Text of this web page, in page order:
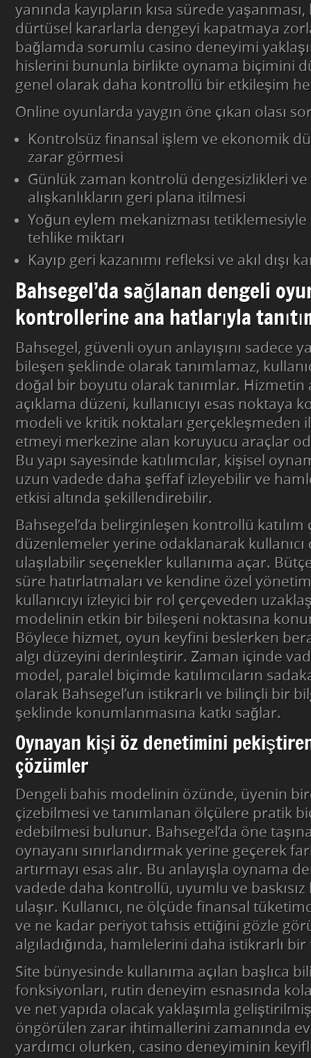
yanında kayıpların kısa sürede
dürtüsel kararlarla dengeyi kapatmaya
bağlamda sorumlu casino deneyimi
hislerini bununla birlikte oynama biçimini
genel olarak daha kontrollü bir etkileşim
Online oyunlarda yaygın öne çıkan olası
Kontrolsüz finansal işlem ve ekonomik
zarar görmesi
Günlük zaman kontrolü dengesizlikleri
alışkanlıkların geri plana itilmesi
Yoğun eylem mekanizması
tehlike miktarı
Kayıp geri kazanımı refleksi ve akıl dışı
Bahsegel’da sağlanan dengeli
kontrollerine ana hatlarıyla
Bahsegel, güvenli oyun anlayışını sadece
bileşen şeklinde olarak tanımlamaz,
doğal bir boyutu olarak tanımlar. Hizmetin
açıklama düzeni, kullanıcıyı esas noktaya
modeli ve kritik noktaları gerçekleşmeden
etmeyi merkezine alan koruyucu araçlar
Bu yapı sayesinde katılımcılar, kişisel
uzun vadede daha şeffaf izleyebilir ve
etkisi altında şekillendirebilir.
Bahsegel’da belirginleşen kontrollü
düzenlemeler yerine odaklanarak kullanıcı
ulaşılabilir seçenekler kullanıma açar.
süre hatırlatmaları ve kendine özel
kullanıcıyı izleyici bir rol çerçeveden
modelinin etkin bir bileşeni noktasına
Böylece hizmet, oyun keyfini beslerken
algı düzeyini derinleştirir. Zaman içinde
model, paralel biçimde katılımcıların
olarak Bahsegel’un istikrarlı ve bilinçli bir
şeklinde konumlanmasına katkı sağlar.
Oynayan kişi öz denetimini
çözümler
Dengeli bahis modelinin özünde, üyenin
çizebilmesi ve tanımlanan ölçülere pratik
edebilmesi bulunur. Bahsegel’da öne
oynayanı sınırlandırmak yerine geçerek
artırmayı esas alır. Bu anlayışla oynama
vadede daha kontrollü, uyumlu ve
ulaşır. Kullanıcı, ne ölçüde finansal
ve ne kadar periyot tahsis ettiğini gözle
algıladığında, hamlelerini daha istikrarlı
Site bünyesinde kullanıma açılan başlıca
fonksiyonları, rutin deneyim esnasında
ve net yapıda olacak yaklaşımla
öngörülen zarar ihtimallerini zamanında
yardımcı olurken, casino deneyiminin